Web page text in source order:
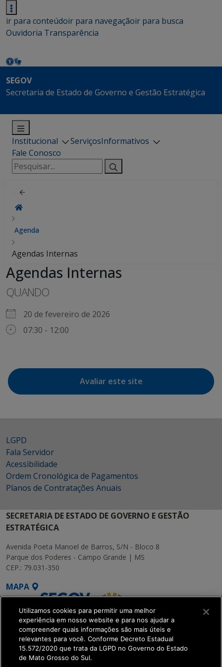
ir para conteúdoir para navegaçãoir para busca
Ouvidoria Transparência
SEGOV
Secretaria de Estado de Governo e Gestão Estratégica
Institucional ServiçosInformativos
Fale Conosco
Pesquisar
por:
Agenda
Agendas Internas
Agendas Internas
QUANDO
20 de fevereiro de 2026
07:30 - 12:00
Avaliar este site
LGPD
Fala Servidor
Acessibilidade
Ordem Cronológica de Pagamentos
Planos de Contratações Anuais
SECRETARIA DE ESTADO DE GOVERNO E GESTÃO
ESTRATÉGICA
Avenida Poeta Manoel de Barros, S/N - Bloco 8
Parque dos Poderes - Campo Grande | MS
CEP.: 79.031-350
MAPA
SETDIG | Secretaria-
Executiva de
Utilizamos cookies para permitir uma melhor
experiência em nosso website e para nos ajudar a
compreender quais informações são mais úteis e
relevantes para você. Conforme Decreto Estadual
15.572/2020 que trata da LGPD no Governo do Estado
de Mato Grosso do Sul.